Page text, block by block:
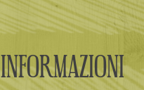
INFORMAZIONI